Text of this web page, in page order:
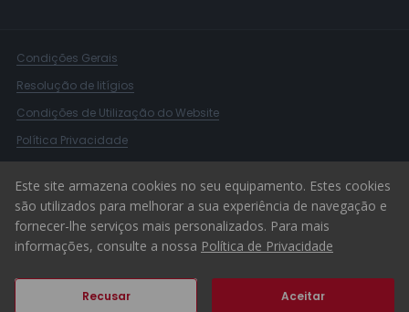
Condições Gerais
Resolução de litígios
Condições de Utilização do Website
Política Privacidade
Canal de Denúncias
© 2026 ERA Portugal
Este site armazena cookies no seu equipamento. Estes cookies
são utilizados para melhorar a sua experiência de navegação e
fornecer-lhe serviços mais personalizados. Para mais
informações, consulte a nossa Política de Privacidade
Recusar Aceitar